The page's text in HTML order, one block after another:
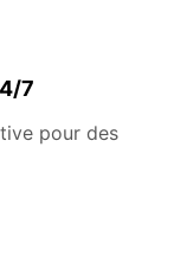
7
pour des